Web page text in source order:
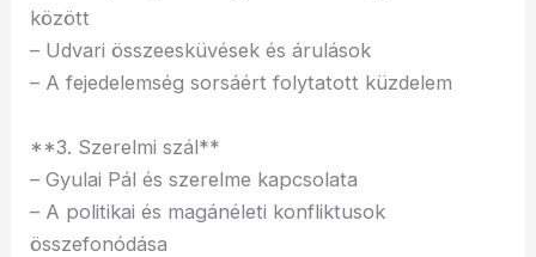
között
– Udvari összeesküvések és árulások
– A fejedelemség sorsáért folytatott küzdelem
**3. Szerelmi szál**
– Gyulai Pál és szerelme kapcsolata
– A politikai és magánéleti konfliktusok
összefonódása